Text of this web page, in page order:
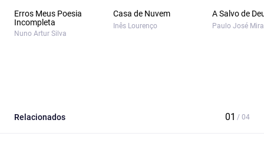
Erros Meus Poesia
Incompleta
Nuno Artur Silva
Casa de Nuvem
Inês Lourenço
A Salvo de
Paulo José
Relacionados